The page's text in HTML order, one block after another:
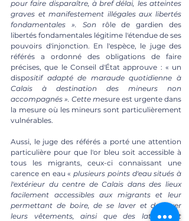
pour faire disparaître, à bref délai, les atteintes
graves et manifestement illégales aux libertés
fondamentales ». Son rôle de gardien des
libertés fondamentales légitime l'étendue de ses
pouvoirs d'injonction. En l'espèce, le juge des
référés a ordonné des obligations de faire
précises, que le Conseil d'État approuve : « un
dispositif adapté de maraude quotidienne à
Calais à destination des mineurs non
accompagnés ». Cette mesure est urgente dans
la mesure où les mineurs sont particulièrement
vulnérables.
Aussi, le juge des référés a porté une attention
particulière pour que l'or bleu soit accessible à
tous les migrants, ceux-ci connaissant une
carence en eau « plusieurs points d'eau situés à
l'extérieur du centre de Calais dans des lieux
facilement accessibles aux migrants et leur
permettant de boire, de se laver et de laver
leurs vêtements, ainsi que des latrines et